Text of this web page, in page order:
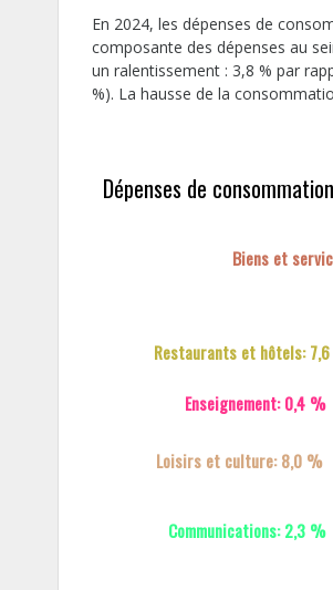
En 2024, les dépenses de
composante des dépenses au
un ralentissement : 3,8 % par
%). La hausse de la
Communications: 2,3 %
Loisirs et culture: 8,0 %
Enseignement: 0,4 %
Restaurants et hôtels:
Biens et
Dépenses de